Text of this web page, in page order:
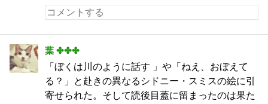
葉 ✤✤✤
「ぼくは川のように話す 」や「ねえ、おぼえて
る？」と赴きの異なるシドニー・スミスの絵に引
寄せられた。そして読後目蓋に留まったのは果た